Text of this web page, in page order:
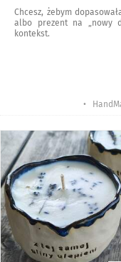
Chcesz, żebym
albo prezent na „nowy
kontekst.
•